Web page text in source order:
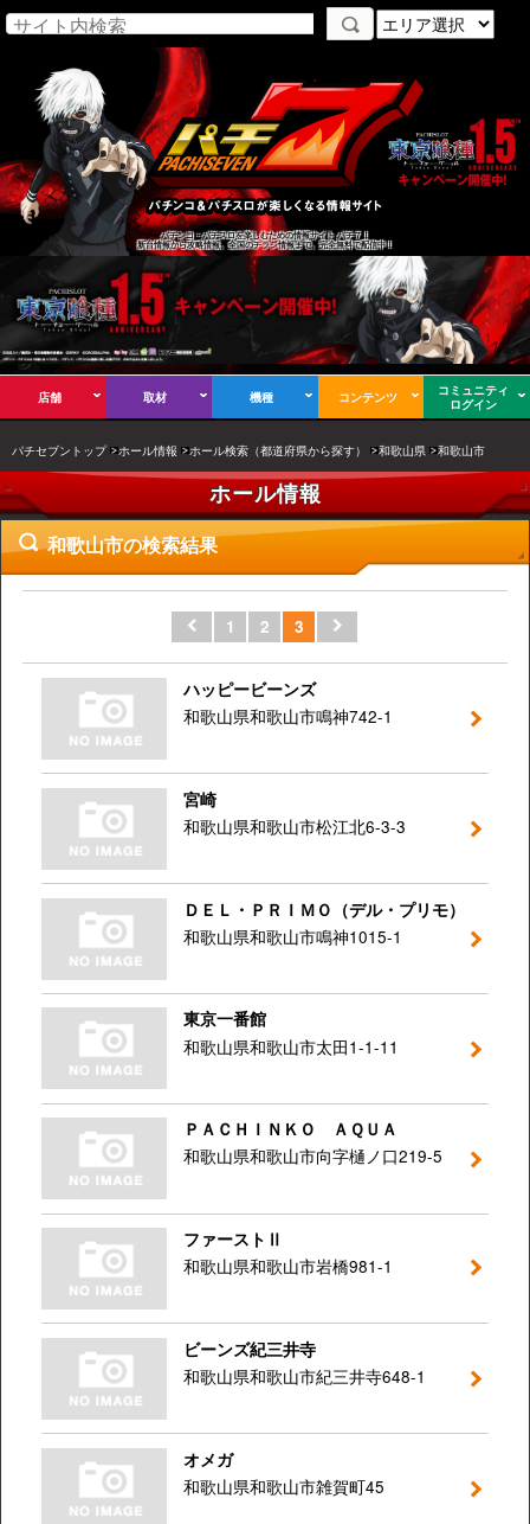
パチンコ・パチスロを楽しむための情報サイト パチ７！
新台情報から攻略情報、全国のチラシ情報まで、完全無料で配信中！
店舗 取材 機種 コンテンツ
コミュニティ
ログイン
パチセブントップ ホール情報 ホール検索（都道府県から探す） 和歌山県 和歌山市
ホール情報
和歌山市の検索結果
1 2 3
ハッピービーンズ
和歌山県和歌山市鳴神742-1
宮崎
和歌山県和歌山市松江北6-3-3
ＤＥＬ・ＰＲＩＭＯ（デル・プリモ）
和歌山県和歌山市鳴神1015-1
東京一番館
和歌山県和歌山市太田1-1-11
ＰＡＣＨＩＮＫＯ ＡＱＵＡ
和歌山県和歌山市向字樋ノ口219-5
ファーストⅡ
和歌山県和歌山市岩橋981-1
ビーンズ紀三井寺
和歌山県和歌山市紀三井寺648-1
オメガ
和歌山県和歌山市雑賀町45